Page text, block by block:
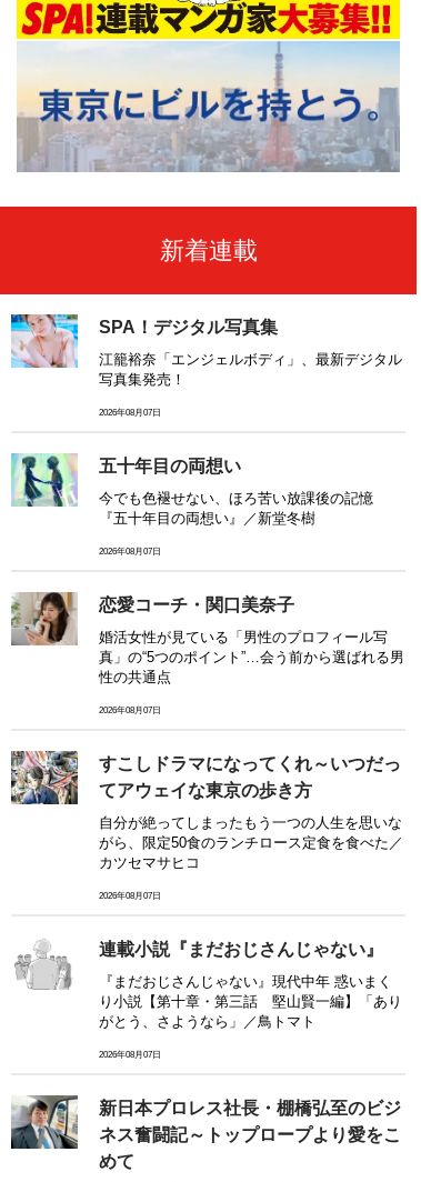
新着連載
SPA！デジタル写真集
江籠裕奈「エンジェルボディ」、最新デジタル
写真集発売！
2026年08月07日
五十年目の両想い
今でも色褪せない、ほろ苦い放課後の記憶
『五十年目の両想い』／新堂冬樹
2026年08月07日
恋愛コーチ・関口美奈子
婚活女性が見ている「男性のプロフィール写
真」の“5つのポイント”…会う前から選ばれる男
性の共通点
2026年08月07日
すこしドラマになってくれ～いつだっ
てアウェイな東京の歩き方
自分が絶ってしまったもう一つの人生を思いな
がら、限定50食のランチロース定食を食べた／
カツセマサヒコ
2026年08月07日
連載小説『まだおじさんじゃない』
『まだおじさんじゃない』現代中年 惑いまく
り小説【第十章・第三話 堅山賢一編】「あり
がとう、さようなら」／鳥トマト
2026年08月07日
新日本プロレス社長・棚橋弘至のビジ
ネス奮闘記～トップロープより愛をこ
めて